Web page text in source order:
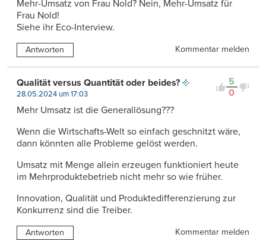
Mehr-Umsatz von Frau Nold? Nein, Mehr-Umsatz für
Frau Nold!
Siehe ihr Eco-Interview.
Antworten Kommentar melden
5
0
Qualität versus Quantität oder beides?
28.05.2024 um 17:03
Mehr Umsatz ist die Generallösung???
Wenn die Wirtschafts-Welt so einfach geschnitzt wäre,
dann könnten alle Probleme gelöst werden.
Umsatz mit Menge allein erzeugen funktioniert heute
im Mehrproduktebetrieb nicht mehr so wie früher.
Innovation, Qualität und Produktedifferenzierung zur
Konkurrenz sind die Treiber.
Antworten
Kommentar melden